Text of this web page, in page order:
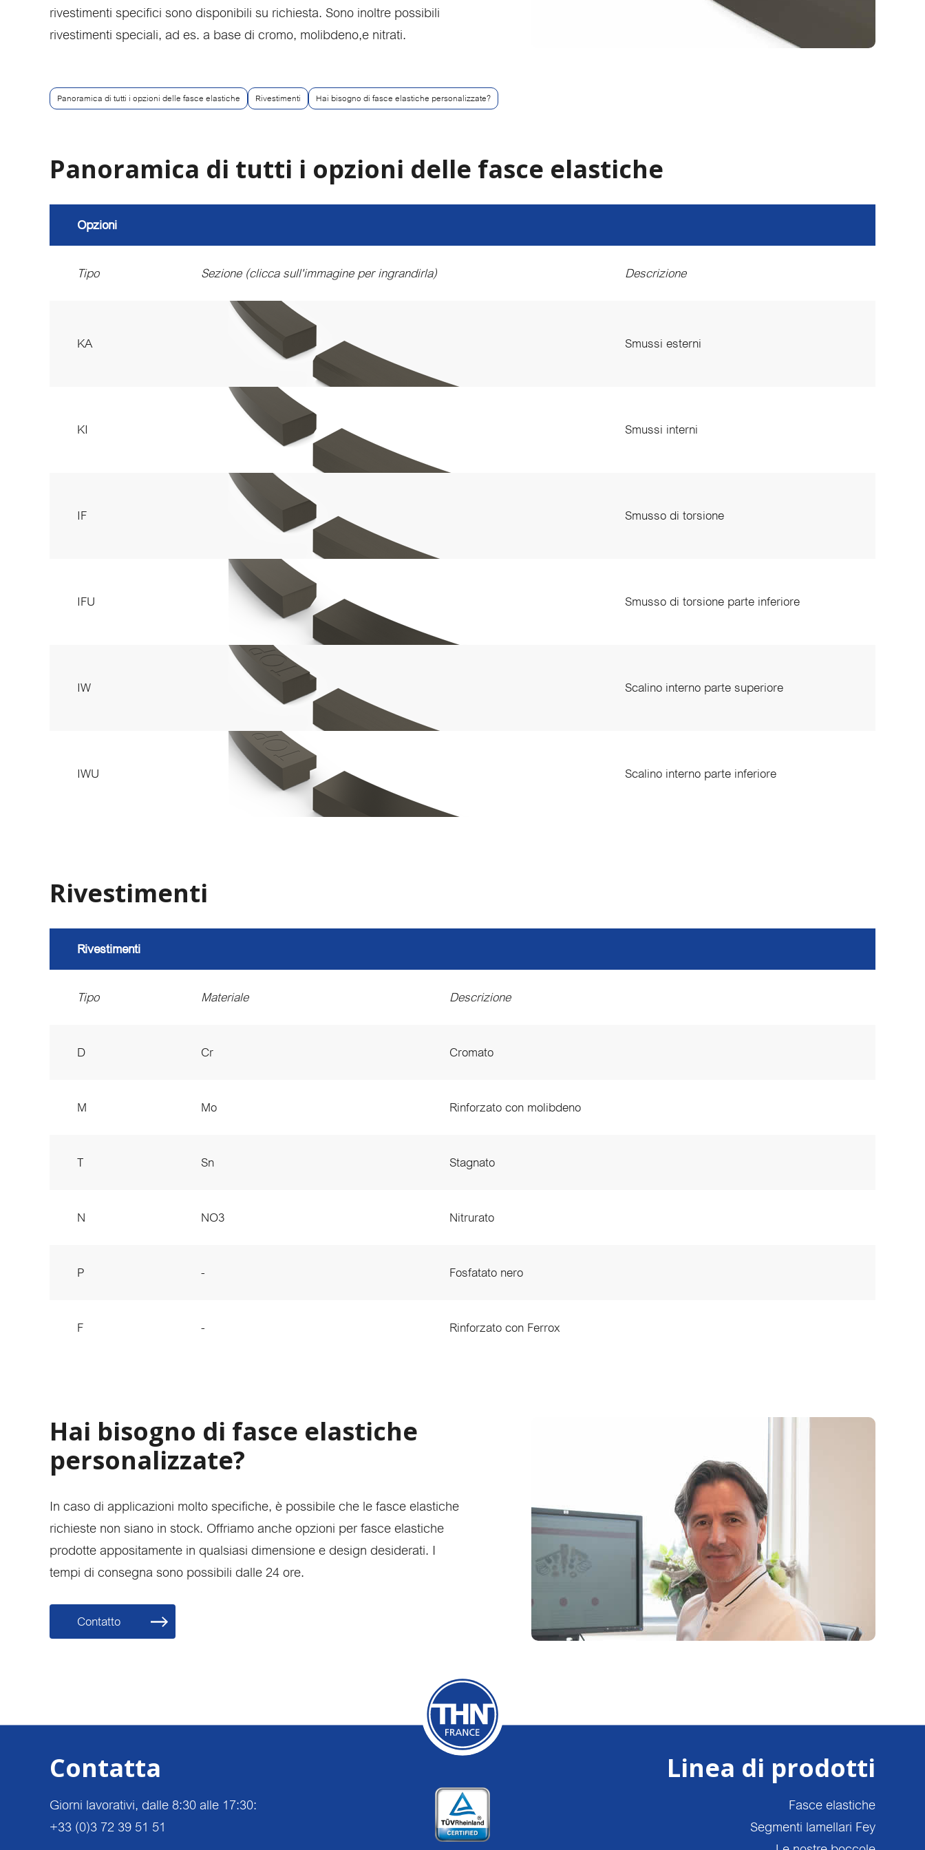
rivestimenti specifici sono disponibili su richiesta. Sono inoltre possibili
rivestimenti speciali, ad es. a base di cromo, molibdeno,e nitrati.
Panoramica di tutti i opzioni delle fasce elastiche Rivestimenti Hai bisogno di fasce elastiche personalizzate?
Panoramica di tutti i opzioni delle fasce elastiche
Opzioni
Tipo Sezione (clicca sull'immagine per ingrandirla) Descrizione
KA Smussi esterni
KI Smussi interni
IF Smusso di torsione
IFU Smusso di torsione parte inferiore
IW Scalino interno parte superiore
IWU Scalino interno parte inferiore
Rivestimenti
Rivestimenti
Tipo Materiale Descrizione
D Cr Cromato
M Mo Rinforzato con molibdeno
T Sn Stagnato
N NO3 Nitrurato
P - Fosfatato nero
F - Rinforzato con Ferrox
Hai bisogno di fasce elastiche
personalizzate?
In caso di applicazioni molto specifiche, è possibile che le fasce elastiche
richieste non siano in stock. Offriamo anche opzioni per fasce elastiche
prodotte appositamente in qualsiasi dimensione e design desiderati. I
tempi di consegna sono possibili dalle 24 ore.
Contatto
Contatta
Giorni lavorativi, dalle 8:30 alle 17:30:
+33 (0)3 72 39 51 51
Linea di prodotti
Fasce elastiche
Segmenti lamellari Fey
Trova prodotti online